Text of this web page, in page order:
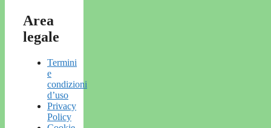
Area
legale
Termini
e
condizioni
d’uso
Privacy
Policy